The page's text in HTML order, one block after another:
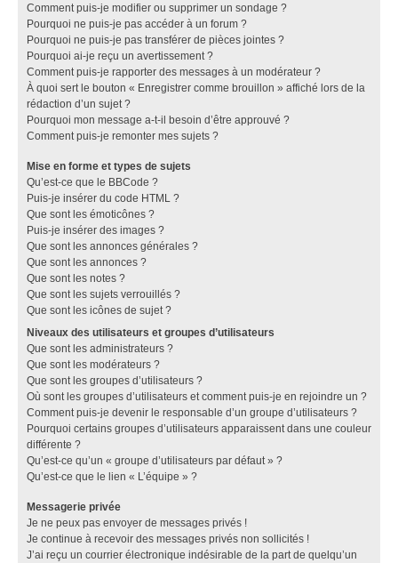
Comment puis-je modifier ou supprimer un sondage ?
Pourquoi ne puis-je pas accéder à un forum ?
Pourquoi ne puis-je pas transférer de pièces jointes ?
Pourquoi ai-je reçu un avertissement ?
Comment puis-je rapporter des messages à un modérateur ?
À quoi sert le bouton « Enregistrer comme brouillon » affiché lors de la
rédaction d’un sujet ?
Pourquoi mon message a-t-il besoin d’être approuvé ?
Comment puis-je remonter mes sujets ?
Mise en forme et types de sujets
Qu’est-ce que le BBCode ?
Puis-je insérer du code HTML ?
Que sont les émoticônes ?
Puis-je insérer des images ?
Que sont les annonces générales ?
Que sont les annonces ?
Que sont les notes ?
Que sont les sujets verrouillés ?
Que sont les icônes de sujet ?
Niveaux des utilisateurs et groupes d’utilisateurs
Que sont les administrateurs ?
Que sont les modérateurs ?
Que sont les groupes d’utilisateurs ?
Où sont les groupes d’utilisateurs et comment puis-je en rejoindre un ?
Comment puis-je devenir le responsable d’un groupe d’utilisateurs ?
Pourquoi certains groupes d’utilisateurs apparaissent dans une couleur
différente ?
Qu’est-ce qu’un « groupe d’utilisateurs par défaut » ?
Qu’est-ce que le lien « L’équipe » ?
Messagerie privée
Je ne peux pas envoyer de messages privés !
Je continue à recevoir des messages privés non sollicités !
J’ai reçu un courrier électronique indésirable de la part de quelqu’un